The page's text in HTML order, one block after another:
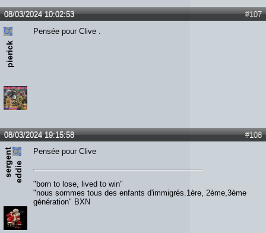
#107
08/03/2024 10:02:53
pierick
Pensée pour Clive .
#108
08/03/2024 19:15:58
s
e
rg
e
n
t
e
d
d
ie
Pensée pour Clive
"born to lose, lived to win"
"nous sommes tous des enfants d'immigrés.1ère, 2ème,3ème
génération" BXN